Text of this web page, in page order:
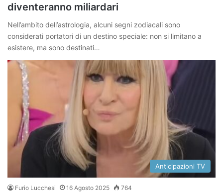
diventeranno miliardari
Nell’ambito dell’astrologia, alcuni segni zodiacali sono
considerati portatori di un destino speciale: non si limitano a
esistere, ma sono destinati…
Anticipazioni TV
Furio Lucchesi 16 Agosto 2025 764